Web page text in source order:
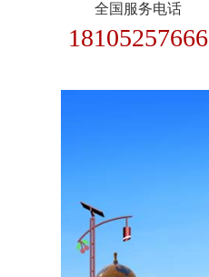
全国服务电话
18105257666